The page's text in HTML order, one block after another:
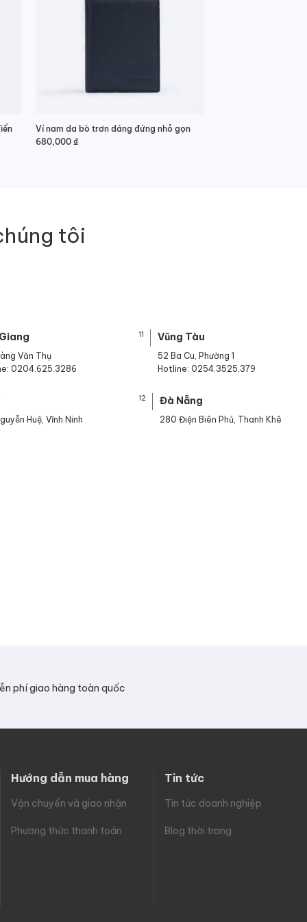
Ví nam da bò trơn dáng đứng nhỏ gọn
680,000 ₫
tôi
Văn Thụ
0204.625.3286
Huệ, Vĩnh Ninh
11 Vũng Tàu
52 Ba Cu, Phường 1
Hotline: 0254.3525.379
12 Đà Nẵng
280 Điện Biên Phủ, Thanh Khê
phí giao hàng toàn quốc
Hướng dẫn mua hàng
Vận chuyển và giao nhận
Phương thức thanh toán
Tin tức
Tin tức doanh nghiệp
Blog thời trang